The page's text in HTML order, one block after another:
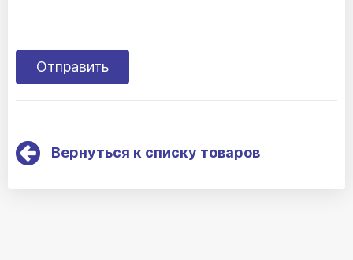
Вернуться к списку товаров